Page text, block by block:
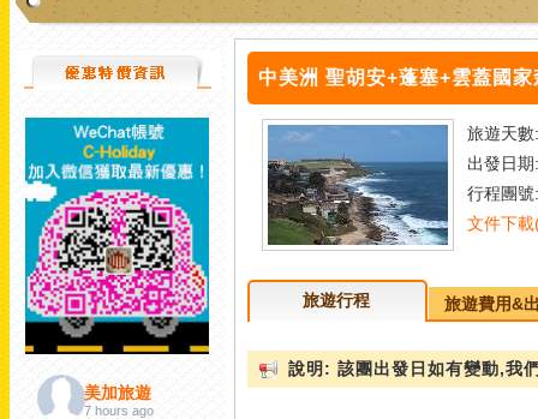
美加旅遊
7 hours ago
中美洲 聖胡安+蓬塞+雲蓋國
旅遊天
出發日
行程團
文件下
旅遊行程 旅遊費用&
說明: 該團出發日如有變動,我